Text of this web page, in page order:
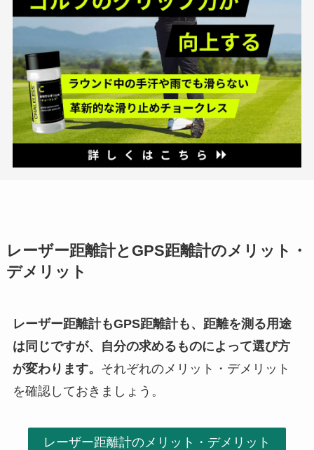
レーザー距離計とGPS距離計のメリット・
デメリット
レーザー距離計もGPS距離計も、距離を測る用途
は同じですが、自分の求めるものによって選び方
が変わります。 それぞれのメリット・デメリット
を確認しておきましょう。
レーザー距離計のメリット・デメリット